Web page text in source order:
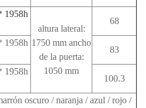
1958h
altura lateral:
1750 mm ancho
de la puerta:
1050 mm
68
1958h
83
1958h
100.3
oscuro / naranja / azul / rojo /